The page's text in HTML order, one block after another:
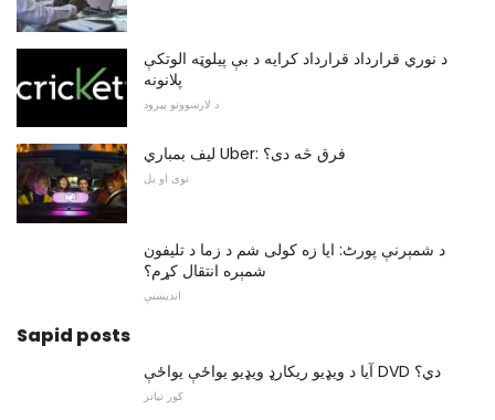
د نوري قرارداد قرارداد کرایه د بې پیلوټه الوتکې
پلانونه
د لارښوونو پیرود
لیف بمباري Uber: فرق څه دی؟
نوی او بل
د شمېرنې پورٹ: ایا زه کولی شم د زما د تليفون
شمېره انتقال کړم؟
اندیښنې
Sapid posts
آیا د ویډیو ریکارډ ویډیو یواځې یواځې DVD دي؟
کور تیاتر